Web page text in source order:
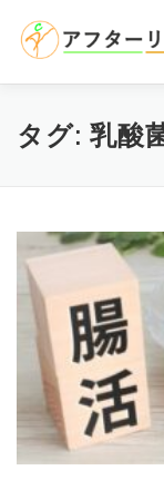
サービスのご案内
タグ: 乳酸